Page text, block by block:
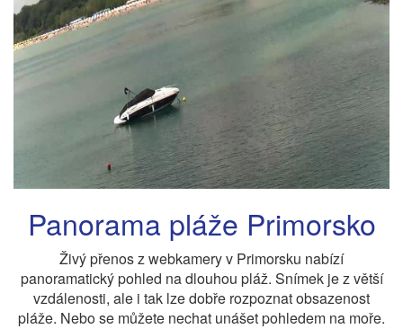
Panorama pláže Primorsko
Živý přenos z webkamery v Primorsku nabízí
panoramatický pohled na dlouhou pláž. Snímek je z větší
vzdálenosti, ale i tak lze dobře rozpoznat obsazenost
pláže. Nebo se můžete nechat unášet pohledem na moře.